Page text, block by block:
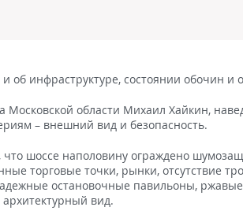
об инфраструктуре, состоянии обочин и
Московской области Михаил Хайкин,
– внешний вид и безопасность.
что шоссе наполовину ограждено
торговые точки, рынки, отсутствие
остановочные павильоны,
вид.